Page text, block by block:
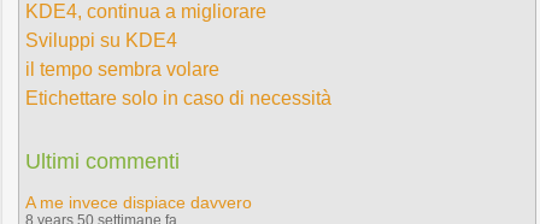
KDE4, continua a migliorare
Sviluppi su KDE4
il tempo sembra volare
Etichettare solo in caso di necessità
Ultimi commenti
A me invece dispiace davvero
8 years 50 settimane fa